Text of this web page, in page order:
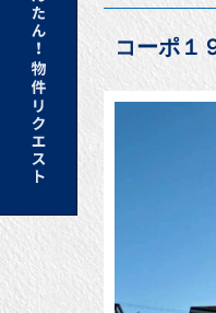
コーポ１